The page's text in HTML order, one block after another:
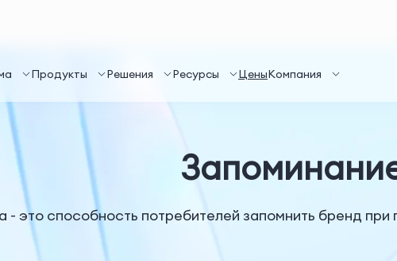
Продукты Решения Ресурсы ЦеныКомпания
это способность потребителей запомнить бренд